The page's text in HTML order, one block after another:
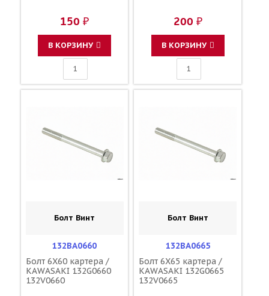
150 ₽
В КОРЗИНУ
200 ₽
В КОРЗИНУ
Болт Винт
132BA0660
Болт 6X60 картера /
KAWASAKI 132G0660
132V0660
Болт Винт
132BA0665
Болт 6X65 картера /
KAWASAKI 132G0665
132V0665